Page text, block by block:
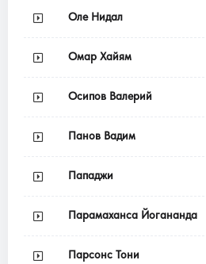
Оле Нидал
Омар Хайям
Осипов Валерий
Панов Вадим
Пападжи
Парамаханса Йогананда
Парсонс Тони